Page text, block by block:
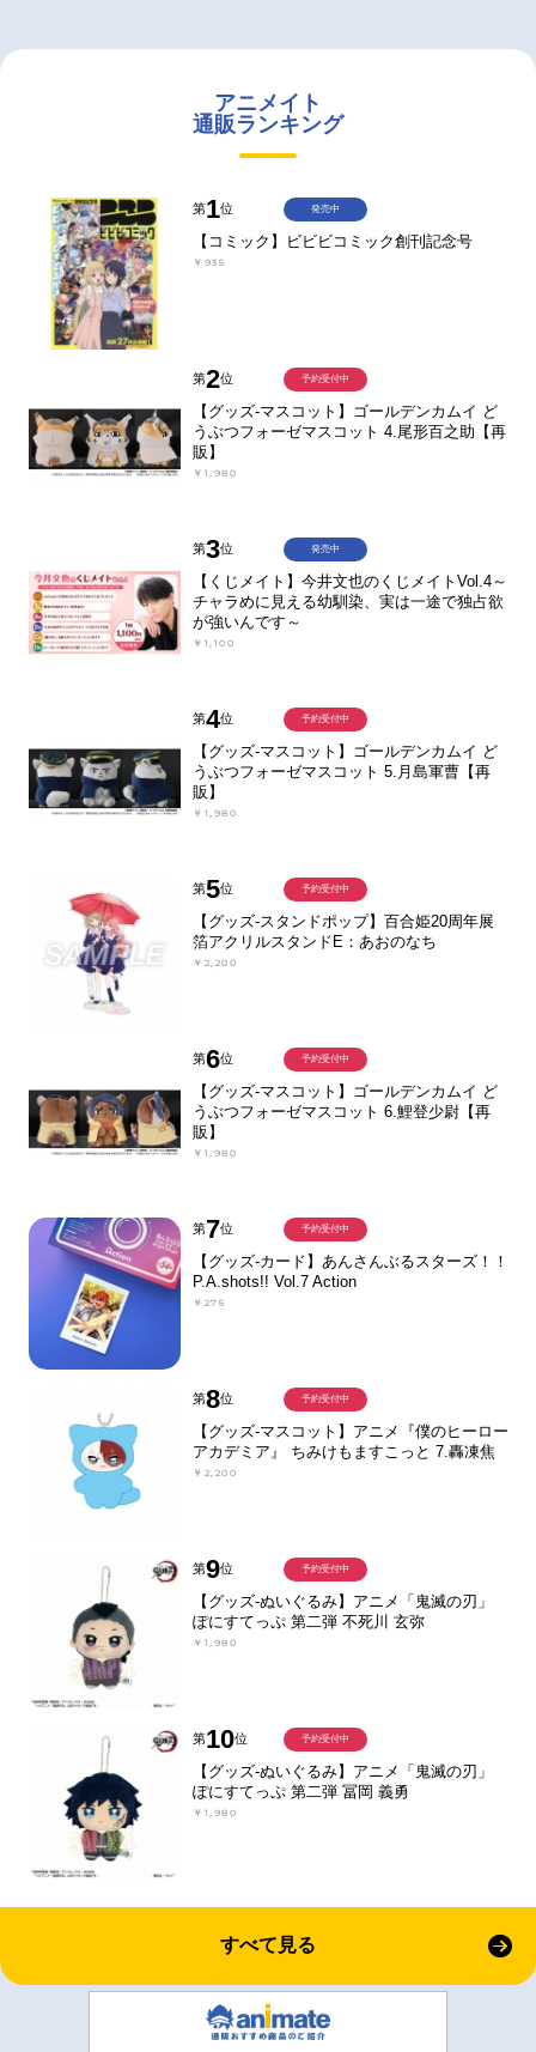
アニメイト
通販ランキング
第1位
【コミック】ビビビコミック創刊記念号
￥935
発売中
第2位
【グッズ-マスコット】ゴールデンカムイ ど
うぶつフォーゼマスコット 4.尾形百之助【再
販】
￥1,980
予約受付中
第3位
【くじメイト】今井文也のくじメイトVol.4～
チャラめに見える幼馴染、実は一途で独占欲
が強いんです～
￥1,100
発売中
第4位
【グッズ-マスコット】ゴールデンカムイ ど
うぶつフォーゼマスコット 5.月島軍曹【再
販】
￥1,980
予約受付中
第5位
【グッズ-スタンドポップ】百合姫20周年展
箔アクリルスタンドE：あおのなち
￥2,200
予約受付中
第6位
【グッズ-マスコット】ゴールデンカムイ ど
うぶつフォーゼマスコット 6.鯉登少尉【再
販】
￥1,980
予約受付中
第7位
【グッズ-カード】あんさんぶるスターズ！！
P.A.shots!! Vol.7 Action
￥275
予約受付中
第8位
【グッズ-マスコット】アニメ『僕のヒーロー
アカデミア』 ちみけもますこっと 7.轟凍焦
￥2,200
予約受付中
第9位
【グッズ-ぬいぐるみ】アニメ「鬼滅の刃」
ぽにすてっぷ 第二弾 不死川 玄弥
￥1,980
予約受付中
第10位
【グッズ-ぬいぐるみ】アニメ「鬼滅の刃」
ぽにすてっぷ 第二弾 冨岡 義勇
￥1,980
予約受付中
すべて見る